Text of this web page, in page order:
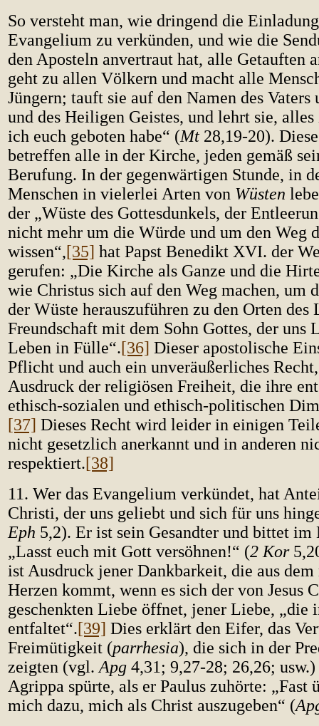
So versteht man, wie dringend die
Evangelium zu verkünden, und wie die
den Aposteln anvertraut hat, alle Getauften
geht zu allen Völkern und macht alle
Jüngern; tauft sie auf den Namen des Vaters
und des Heiligen Geistes, und lehrt sie,
ich euch geboten habe“ (Mt 28,19-20).
betreffen alle in der Kirche, jeden gemäß
Berufung. In der gegenwärtigen Stunde, in
Menschen in vielerlei Arten von Wüsten
der „Wüste des Gottesdunkels, der
nicht mehr um die Würde und um den Weg
wissen“,[35] hat Papst Benedikt XVI. der
gerufen: „Die Kirche als Ganze und die
wie Christus sich auf den Weg machen, um
der Wüste herauszuführen zu den Orten des
Freundschaft mit dem Sohn Gottes, der uns
Leben in Fülle“.[36] Dieser apostolische
Pflicht und auch ein unveräußerliches
Ausdruck der religiösen Freiheit, die ihre
ethisch-sozialen und ethisch-politischen
[37] Dieses Recht wird leider in einigen
nicht gesetzlich anerkannt und in anderen
respektiert.[38]
11. Wer das Evangelium verkündet, hat
Christi, der uns geliebt und sich für uns
Eph 5,2). Er ist sein Gesandter und bittet
„Lasst euch mit Gott versöhnen!“ (2 Kor
ist Ausdruck jener Dankbarkeit, die aus
Herzen kommt, wenn es sich der von Jesus
geschenkten Liebe öffnet, jener Liebe, „die
entfaltet“.[39] Dies erklärt den Eifer, das
Freimütigkeit (parrhesia), die sich in der
zeigten (vgl. Apg 4,31; 9,27-28; 26,26;
Agrippa spürte, als er Paulus zuhörte: „Fast
mich dazu, mich als Christ auszugeben“ (